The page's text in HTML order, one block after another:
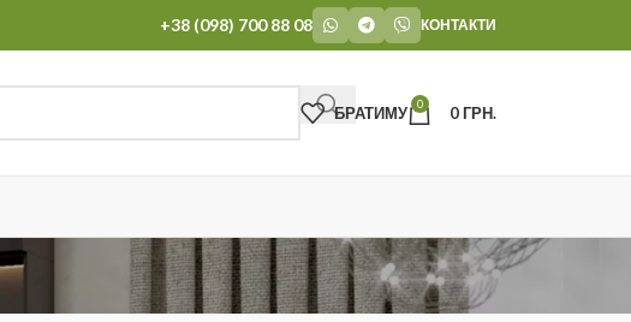
+38 (098) 700 88 08 КОНТАКТИ
БРАТИМУ 0 0ГРН.